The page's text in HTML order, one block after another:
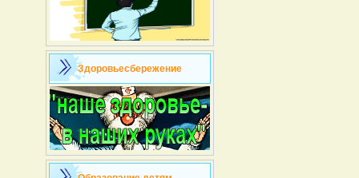
Здоровьесбережение